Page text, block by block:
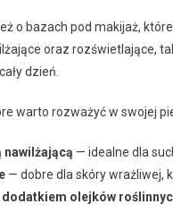
o bazach pod makijaż,
oraz rozświetlające,
dzień.
warto rozważyć w swojej
nawilżającą — idealne dla
— dobre dla skóry wrażliwej,
dodatkiem olejków